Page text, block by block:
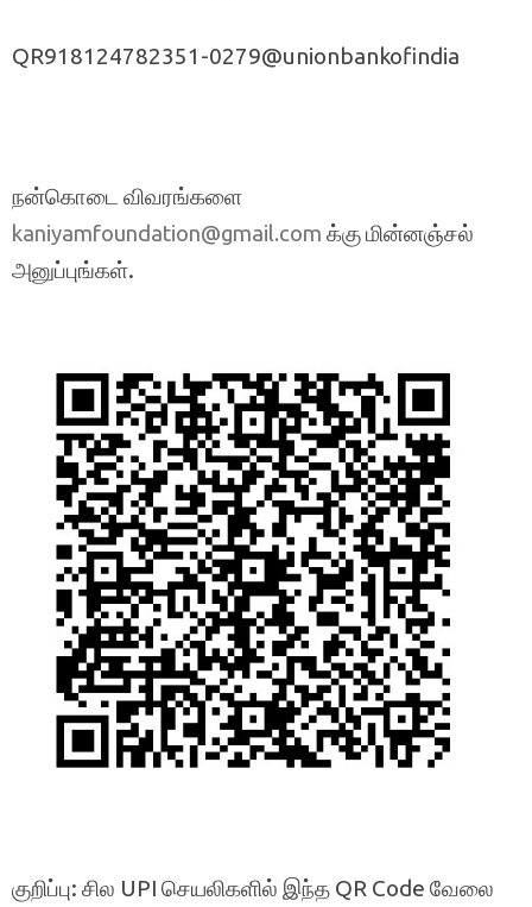
QR918124782351-0279@unionbankofindia
நன்கொடை விவரங்களை
kaniyamfoundation@gmail.com க்கு மின்னஞ்சல்
அனுப்புங்கள்.
குறிப்பு: சில UPI செயலிகளில் இந்த QR Code வேலை